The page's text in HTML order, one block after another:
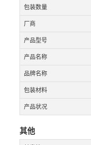
包装数量
厂商
产品型号
产品名称
品牌名称
包装材料
产品状况
其他